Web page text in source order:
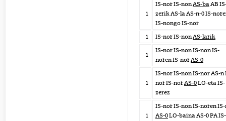
1
IS-nor IS-nonAS-baAB
zerik AS-la AS-n-0 IS-
IS-nongo IS-nor
1
IS-nor IS-nonAS-larik
1
IS-nor IS-non IS-non IS-
noren IS-norAS-0
1
IS-nor IS-non IS-nor AS-n
nor IS-norAS-0LO-eta IS-
zerez
1
IS-nor IS-non IS-noren
AS-0LO-baina AS-0 PA IS-